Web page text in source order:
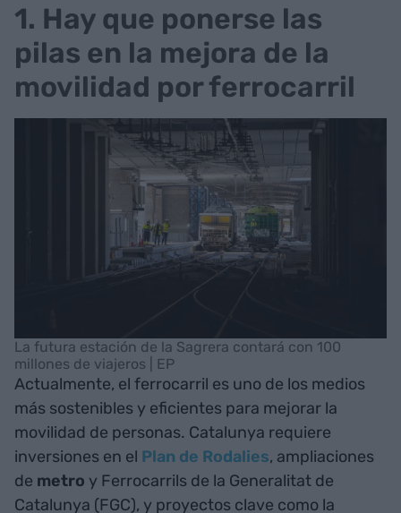
1. Hay que ponerse las
pilas en la mejora de la
movilidad por ferrocarril
La futura estación de la Sagrera contará con 100
millones de viajeros | EP
Actualmente, el ferrocarril es uno de los medios
más sostenibles y eficientes para mejorar la
movilidad de personas. Catalunya requiere
inversiones en el Plan de Rodalies, ampliaciones
de metro y Ferrocarrils de la Generalitat de
Catalunya (FGC), y proyectos clave como la